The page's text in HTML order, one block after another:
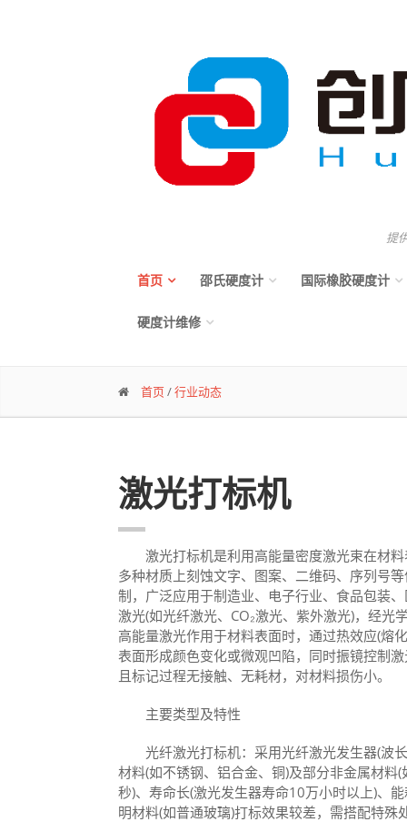
提
首页 邵氏硬度计 国际橡胶硬度计
硬度计维修
首页/行业动态
激光打标机
激光打标机是利用高能量密度激光束在材料
多种材质上刻蚀文字、图案、二维码、序列号
制，广泛应用于制造业、电子行业、食品包装
激光(如光纤激光、CO₂激光、紫外激光)，经光
高能量激光作用于材料表面时，通过热效应(熔
表面形成颜色变化或微观凹陷，同时振镜控制
且标记过程无接触、无耗材，对材料损伤小。
主要类型及特性
光纤激光打标机：采用光纤激光发生器(波
材料(如不锈钢、铝合金、铜)及部分非金属材料
秒)、寿命长(激光发生器寿命10万小时以上)、
明材料(如普通玻璃)打标效果较差，需搭配特殊